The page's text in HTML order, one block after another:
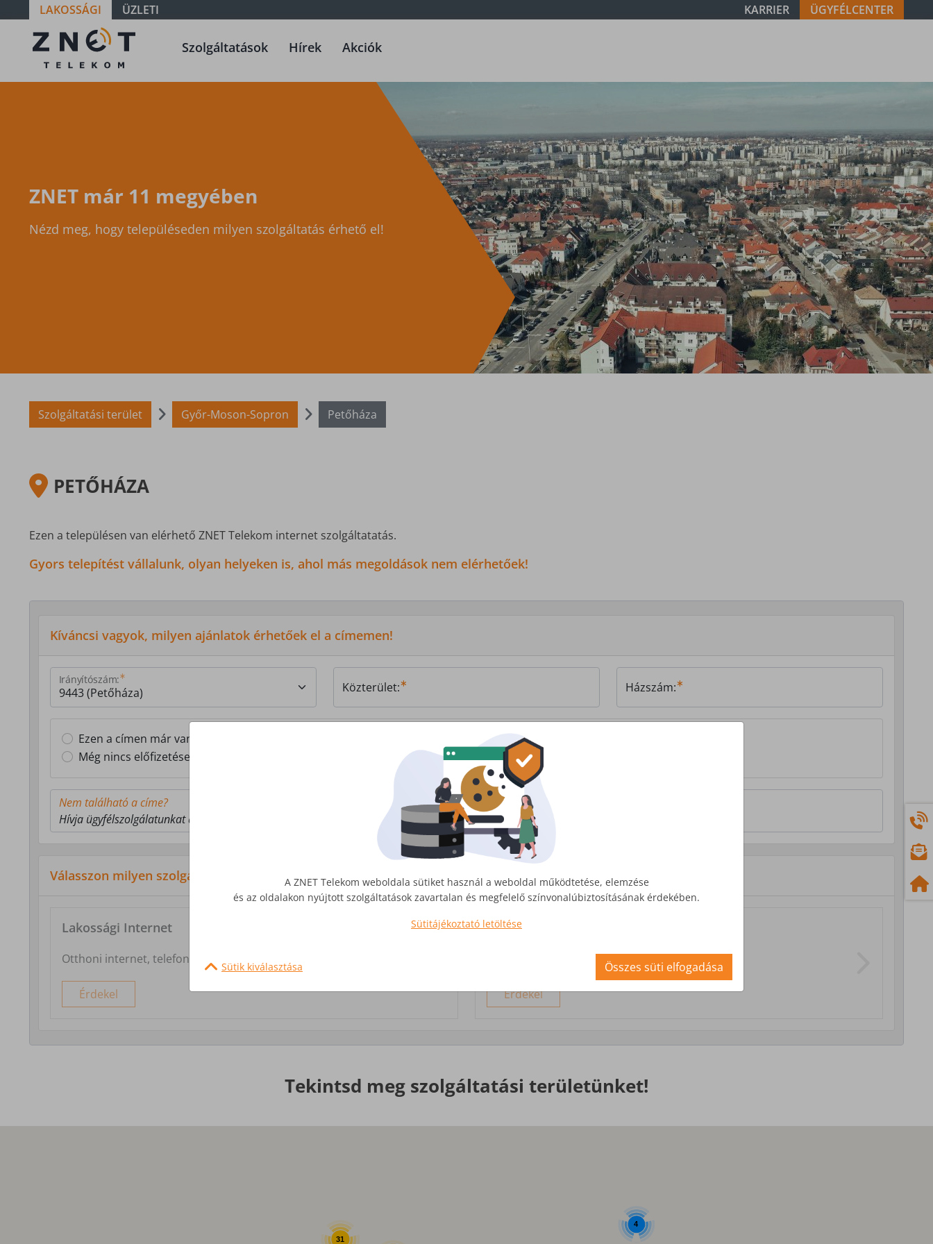
LAKOSSÁGI ÜZLETI KARRIER ÜGYFÉLCENTER
Szolgáltatási
terület -
Győr-
Szolgáltatások Hírek Akciók
ZNET már 11 megyében
Nézd meg, hogy településeden milyen szolgáltatás érhető el!
Szolgáltatási terület Győr-Moson-Sopron Petőháza
PETŐHÁZA
Ezen a településen van elérhető ZNET Telekom internet szolgáltatatás.
Gyors telepítést vállalunk, olyan helyeken is, ahol más megoldások nem elérhetőek!
Kíváncsi vagyok, milyen ajánlatok érhetőek el a címemen!
Irányítószám:
Közterület: Házszám:
Ezen a címen már van Z-NET előfizetésem
Még nincs előfizetésem ezen a címen
Nem található a címe?
Hívja ügyfélszolgálatunkat a 1277-es telefonszámon, vagy
írjon nekünk!
Válasszon milyen szolgáltatás érdekli!
Lakossági Internet
Otthoni internet, telefon és tv szolgáltatás
Érdekel
Üzleti Internet
Nagyobb igényekre, egyedi szolgáltatások
Érdekel
Tekintsd meg szolgáltatási területünket!
31
4
A ZNET Telekom weboldala sütiket használ a weboldal működtetése, elemzése
és az oldalakon nyújtott szolgáltatások zavartalan és megfelelő színvonalúbiztosításának érdekében.
Sütitájékoztató letöltése
Sütik kiválasztása Összes süti elfogadása